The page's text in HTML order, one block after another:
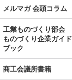
メルマガ 会頭コラム
工業ものづくり部会
ものづくり企業ガイド
ブック
商工会議所書籍